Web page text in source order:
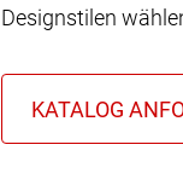
Designstilen